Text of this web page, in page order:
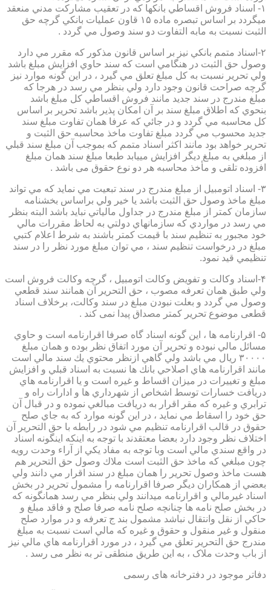
۱- اسناد فروش اقساطي بانكها كه در تعقيب مشاركت مدني منعقد
ميگردد بر اساس تبصره ماده ۱۵ قاون عمليات بانكي گرچه حق
الثبت نسبت به مابه التفاوت دو سند وصول مي گردد .
۲-اسناد متمم بانكي نيز بر اساس قانون مذكور كه مقرر مي دارد
وصول حق الثبت در هنگامي است كه سند حاوي افزايش مبلغ باشد
ولي تحرير نسبت به كل مبلغ تعلق مي گيرد ، در اين گونه موارد نيز
گرچه صراحت قانون وجود دارد ولي بنظر مي رسد در هرجا كه
مبلغ مندرج در سند جديد مانند فروش اقساطي كل مبلغ باشد
بنحوي كه اطلاق مبلغ سند بر آن امكان پذير باشد تحرير بر اساس
كل محاسبه مي گردد و در جائي كه عرفا همان تفاوت مبلغ سند
جديد محسوب مي گردد مبلغ تفاوت ماخذ محاسبه حق الثبت و
تحرير خواهد بود مانند اكثر اسناد متمم كه بموجب آن مبلغ سند قبلي
از مبلغي به مبلغ ديگر افزايش مييابد طبعا مبلغ سند همان مبلغ
افزوده تلقی و مأخذ محاسبه هر دو نوع حقوق می باشد .
۳- اسناد اتومبيل از مبلغ مندرج در سند تبعيت مي نمايد كه مي تواند
مبلغ ماخذ وصول حق الثبت باشد يا خير ولي براساس بخشنامه
سازمان كمتر از مبلغ مندرج در جداول مالياتي نبايد باشد البته بنظر
مي رسد در مواردي كه سازمانهاي دولتي به لحاظ مقررات مالي
خود مجبور به تنظيم سند با قيمت كمتر باشند به شرط اعلام كتبي
مبلغ در درخواست تنظيم سند ، مي توان مبلغ مورد نظر را در سند
تنظيمي قيد نمود.
۴-اسناد وكالت و تفويض وكالت اتومبيل ، گرچه وكالت فروش است
ولي طبق همان تعرفه مصوب ، حق التحرير آن همانند سند قطعي
وصول مي گردد و بعلت نبودن مبلغ در سند وكالت، برخلاف اسناد
قطعی موضوع تحریر کمتر مصداق پیدا نمی کند .
۵- اقرارنامه ها ، اين گونه اسناد گاه صرفا اقرارنامه است و حاوي
مسائل مالي نبوده و تحرير آن مورد اتفاق نظر بوده و همان مبلغ
۳۰۰۰۰ ريال مي باشد ولي گاهي ازنظر محتوي يك سند مالي است
مانند اقرارنامه هاي اصلاحي بانك ها نسبت به اسناد قبلي و افزايش
مبلغ و تغييرات در ميزان اقساط و غيره است و يا اقرارنامه هاي
دريافت خسارات توسط اشخاص از شهرداري ها و ادارات راه و
ترابري و غيره كه مقر اقرار به دريافت مبالغي نموده و در قبال آن
حق خود را اسقاط مي نمايد ، در اين گونه موارد كه به جاي صلح
حقوق در قالب اقرارنامه تنظيم مي شود در رابطه با حق التحرير آن
اختلاف نظر وجود دارد بعضا معتقدند با توجه به اينكه اينگونه اسناد
در واقع سندي مالي است وبا توجه به مفاد يكي از آراء وحدت رويه
چون مبلغي كه ماخذ حق الثبت است ملاك وصول حق التحرير هم
هست ماخذ وصول تحرير را همان مبلغ در سند اقرار مي دانند ولي
بعضي از همكاران ديگر صرفا اقرارنامه را مشمول تحرير در بخش
اسناد غيرمالي و اقرارنامه ميدانند ولي بنظر مي رسد همانگونه كه
در بخش صلح نامه ها چنانچه صلح نامه صرفا صلح و فاقد مبلغ و
حاكي از نقل وانتقال نباشد مشمول بند ج تعرفه و در موارد صلح
منقول و غير منقول و حقوق و غيره كه مالي است نسبت به مبلغ
مندرج حق التحرير تعلق مي گيرد ، در مورد اقرارنامه هاي مالي نيز
از باب وحدت ملاک ، به این طریق منطقی تر به نظر می رسد .
دفاتر موجود در دفترخانه های رسمی